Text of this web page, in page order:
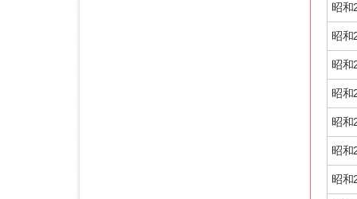
昭和
昭和
昭和
昭和
昭和
昭和
昭和